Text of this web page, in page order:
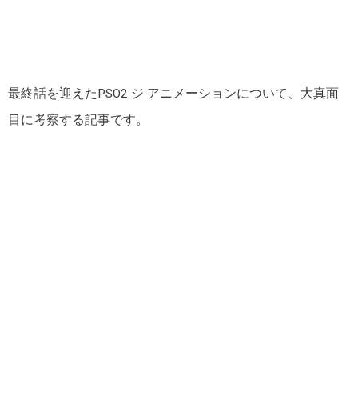
最終話を迎えたPSO2 ジ アニメーションについて、大真面
目に考察する記事です。